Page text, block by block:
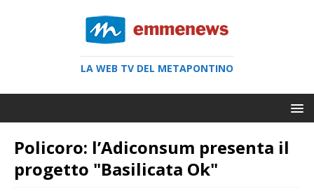
LA WEB TV DEL METAPONTINO
Policoro: l’Adiconsum presenta il
progetto "Basilicata Ok"